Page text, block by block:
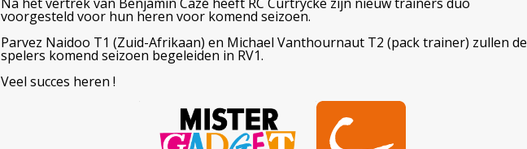
voorgesteld voor hun heren voor komend seizoen.
Parvez Naidoo T1 (Zuid-Afrikaan) en Michael Vanthournaut T2 (pack trainer) zullen de
spelers komend seizoen begeleiden in RV1.
Veel succes heren !